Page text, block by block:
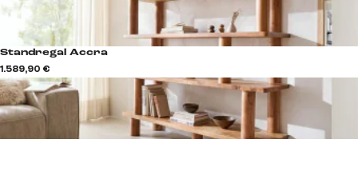
Standregal Accra
1.589,90 €